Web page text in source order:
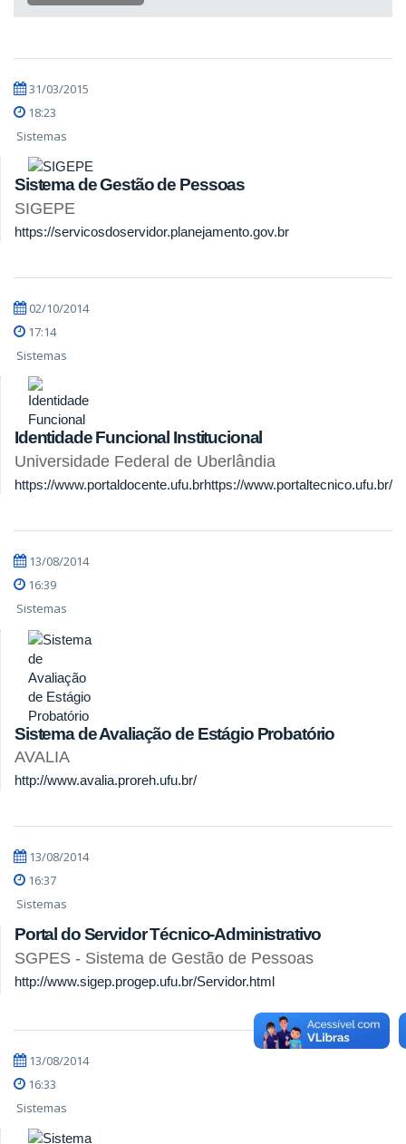
31/03/2015
18:23
Sistemas
Sistema de Gestão de Pessoas
SIGEPE
https://servicosdoservidor.planejamento.gov.br
02/10/2014
17:14
Sistemas
Identidade Funcional Institucional
Universidade Federal de Uberlândia
https://www.portaldocente.ufu.brhttps://www.portaltecnico.ufu.br/
13/08/2014
16:39
Sistemas
Sistema de Avaliação de Estágio Probatório
AVALIA
http://www.avalia.proreh.ufu.br/
13/08/2014
16:37
Sistemas
Portal do Servidor Técnico-Administrativo
SGPES - Sistema de Gestão de Pessoas
http://www.sigep.progep.ufu.br/Servidor.html
13/08/2014
16:33
Sistemas